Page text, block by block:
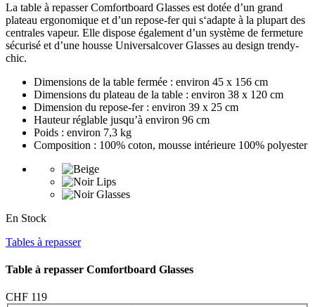
La table à repasser Comfortboard Glasses est dotée d’un grand
plateau ergonomique et d’un repose-fer qui s‘adapte à la plupart des
centrales vapeur. Elle dispose également d’un système de fermeture
sécurisé et d’une housse Universalcover Glasses au design trendy-
chic.
Dimensions de la table fermée : environ 45 x 156 cm
Dimensions du plateau de la table : environ 38 x 120 cm
Dimension du repose-fer : environ 39 x 25 cm
Hauteur réglable jusqu’à environ 96 cm
Poids : environ 7,3 kg
Composition : 100% coton, mousse intérieure 100% polyester
En Stock
Tables à repasser
Table à repasser Comfortboard Glasses
CHF 119